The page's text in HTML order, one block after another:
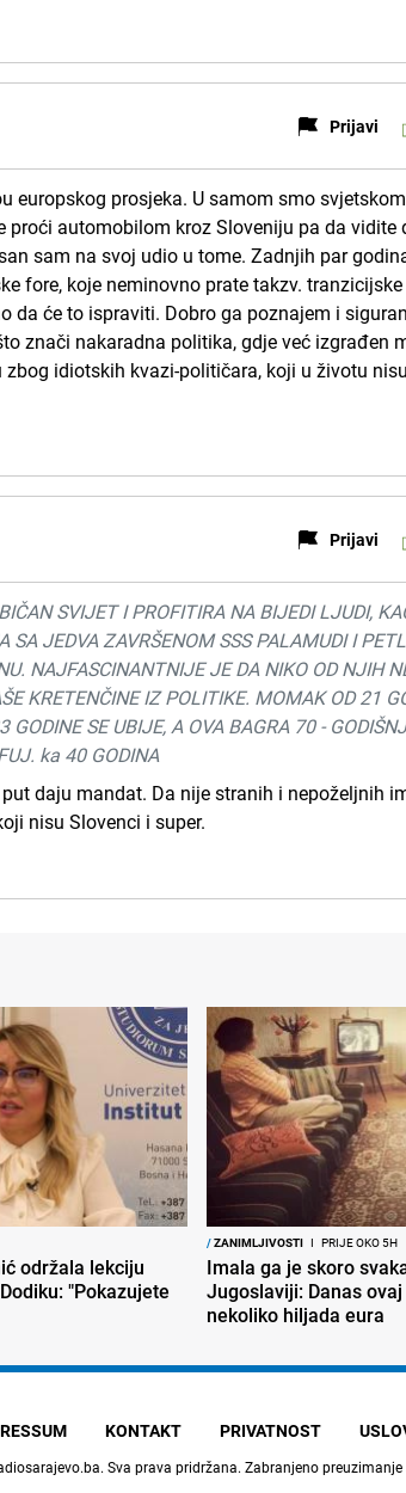
Prijavi
europskog prosjeka. U samom smo
automobilom kroz Sloveniju pa da vidite
sam na svoj udio u tome. Zadnjih par
fore, koje neminovno prate takzv. tranzicijske
da će to ispraviti. Dobro ga poznajem i
znači nakaradna politika, gdje već izgrađen
idiotskih kvazi-političara, koji u životu
Prijavi
SVIJET I PROFITIRA NA BIJEDI LJUDI,
SA JEDVA ZAVRŠENOM SSS PALAMUDI I
NAJFASCINANTNIJE JE DA NIKO OD NJIH
KRETENČINE IZ POLITIKE. MOMAK OD 21
GODINE SE UBIJE, A OVA BAGRA 70 -
ka 40 GODINA
daju mandat. Da nije stranih i nepoželjnih
nisu Slovenci i super.
održala lekciju
"Pokazujete
/ZANIMLJIVOSTI I PRIJE OKO 5H
Imala ga je skoro
Jugoslaviji: Danas
nekoliko hiljada eura
KONTAKT PRIVATNOST
. Sva prava pridržana. Zabranjeno